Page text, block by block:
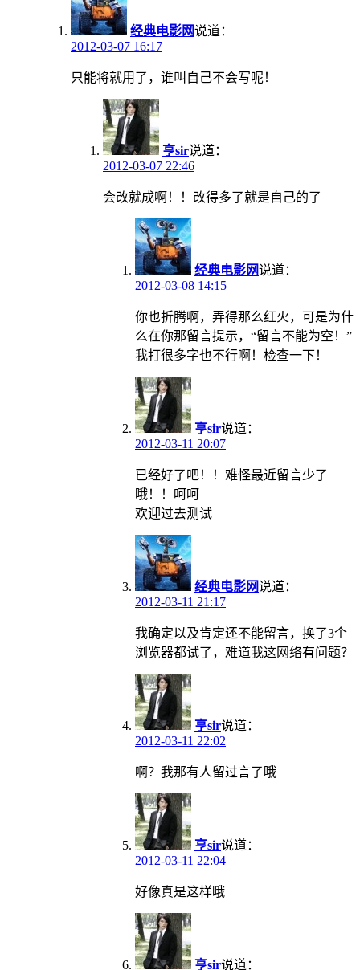
经典电影网说道：
2012-03-07 16:17
只能将就用了，谁叫自己不会写呢！
亨sir说道：
2012-03-07 22:46
会改就成啊！！改得多了就是自己的了
经典电影网说道：
2012-03-08 14:15
你也折腾啊，弄得那么红火，可是为什
么在你那留言提示，“留言不能为空！”
我打很多字也不行啊！检查一下！
亨sir说道：
2012-03-11 20:07
已经好了吧！！难怪最近留言少了
哦！！呵呵
欢迎过去测试
经典电影网说道：
2012-03-11 21:17
我确定以及肯定还不能留言，换了3个
浏览器都试了，难道我这网络有问题？
亨sir说道：
2012-03-11 22:02
啊？我那有人留过言了哦
亨sir说道：
2012-03-11 22:04
好像真是这样哦
亨sir说道：